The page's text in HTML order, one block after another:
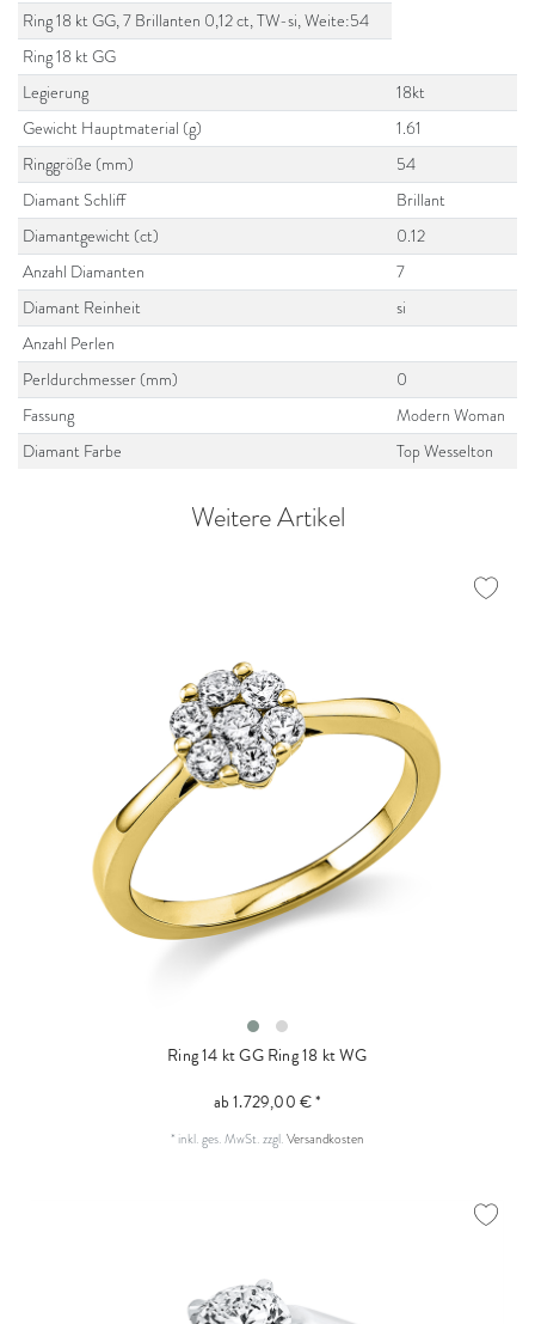
Ring 18 kt GG, 7 Brillanten 0,12 ct, TW-si, Weite:54
Ring 18 kt GG
Legierung
18kt
Gewicht Hauptmaterial (g)
1.61
Ringgröße (mm)
54
Diamant Schliff
Brillant
Diamantgewicht (ct)
0.12
Anzahl Diamanten
7
Diamant Reinheit
si
Anzahl Perlen
Perldurchmesser (mm)
0
Fassung
Modern Woman
Diamant Farbe
Top Wesselton
Weitere Artikel
Ring 14 kt GGRing 18 kt WG
ab 1.729,00 € *
* inkl. ges. MwSt.zzgl.Versandkosten